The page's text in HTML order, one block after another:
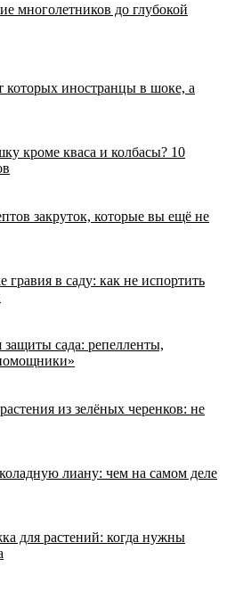
многолетников до глубокой
которых иностранцы в шоке, а
кроме кваса и колбасы? 10
закруток, которые вы ещё не
гравия в саду: как не испортить
сада: репелленты,
из зелёных черенков: не
лиану: чем на самом деле
для растений: когда нужны